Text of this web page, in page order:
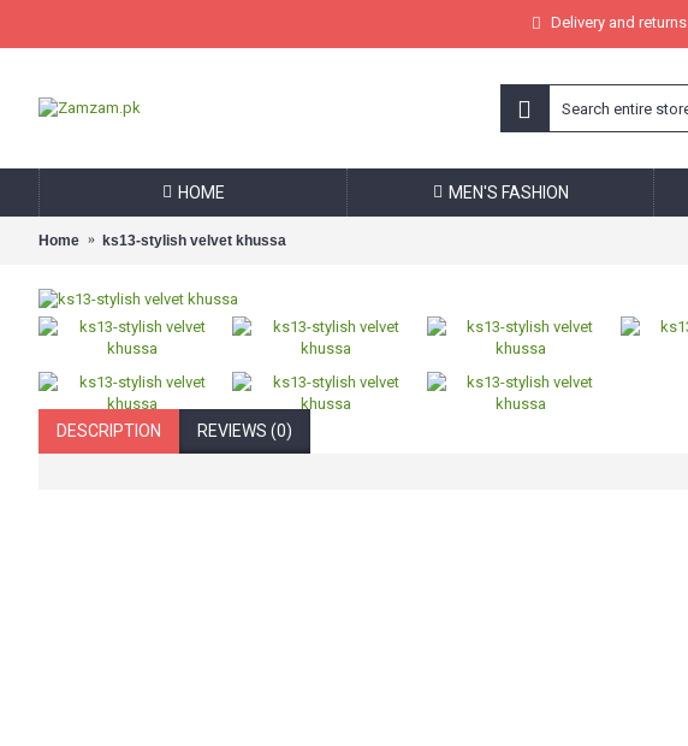
Delivery and returns
HOME MEN'S FASHION
Home ks13-stylish velvet khussa
DESCRIPTION REVIEWS (0)